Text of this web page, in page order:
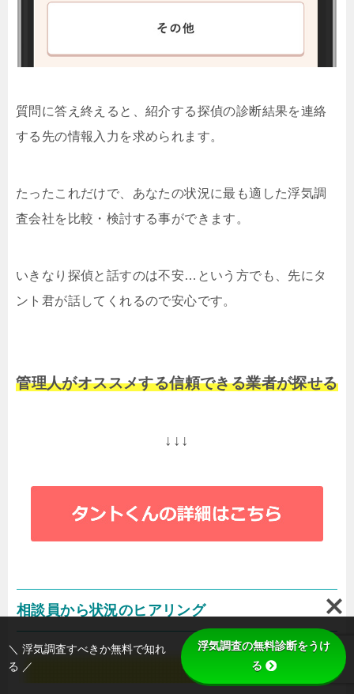
質問に答え終えると、紹介する探偵の診断結果を連絡
する先の情報入力を求められます。
たったこれだけで、あなたの状況に最も適した浮気調
査会社を比較・検討する事ができます。
いきなり探偵と話すのは不安…という方でも、先にタ
ント君が話してくれるので安心です。
管理人がオススメする信頼できる業者が探せる
↓↓↓
相談員から状況のヒアリング
＼ 浮気調査すべきか無料で知れ
る ／
浮気調査の無料診断をうけ
る